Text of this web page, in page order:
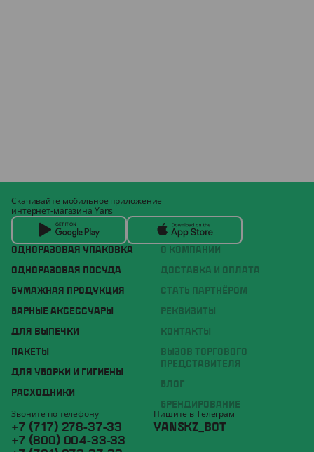
ОДНОРАЗОВАЯ УПАКОВКА
ОДНОРАЗОВАЯ ПОСУДА
БУМАЖНАЯ ПРОДУКЦИЯ
БАРНЫЕ АКСЕССУАРЫ
ДЛЯ ВЫПЕЧКИ
ПАКЕТЫ
ДЛЯ УБОРКИ И ГИГИЕНЫ
РАСХОДНИКИ
О КОМПАНИИ
ДОСТАВКА И ОПЛАТА
СТАТЬ ПАРТНЁРОМ
РЕКВИЗИТЫ
КОНТАКТЫ
ВЫЗОВ ТОРГОВОГО
ПРЕДСТАВИТЕЛЯ
БЛОГ
БРЕНДИРОВАНИЕ
Скачивайте мобильное приложение
интернет-магазина Yans
Звоните по телефону
+7 (717) 278-37-33
+7 (800) 004-33-33
Пишите в Телеграм
YANSKZ_BOT